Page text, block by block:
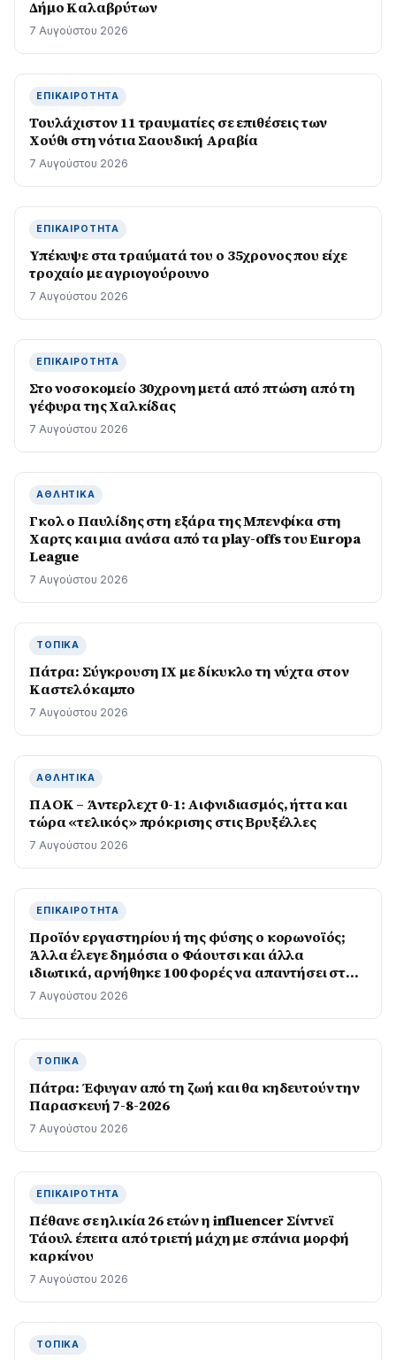
Δήμο Καλαβρύτων
7 Αυγούστου 2026
ΕΠΙΚΑΙΡΌΤΗΤΑ
Τουλάχιστον 11 τραυματίες σε επιθέσεις των
Χούθι στη νότια Σαουδική Αραβία
7 Αυγούστου 2026
ΕΠΙΚΑΙΡΌΤΗΤΑ
Υπέκυψε στα τραύματά του ο 35χρονος που είχε
τροχαίο με αγριογούρουνο
7 Αυγούστου 2026
ΕΠΙΚΑΙΡΌΤΗΤΑ
Στο νοσοκομείο 30χρονη μετά από πτώση από τη
γέφυρα της Χαλκίδας
7 Αυγούστου 2026
ΑΘΛΗΤΙΚΆ
Γκολ ο Παυλίδης στη εξάρα της Μπενφίκα στη
Χαρτς και μια ανάσα από τα play-offs του Europa
League
7 Αυγούστου 2026
ΤΟΠΙΚΆ
Πάτρα: Σύγκρουση ΙΧ με δίκυκλο τη νύχτα στον
Καστελόκαμπο
7 Αυγούστου 2026
ΑΘΛΗΤΙΚΆ
ΠΑΟΚ – Άντερλεχτ 0-1: Αιφνιδιασμός, ήττα και
τώρα «τελικός» πρόκρισης στις Βρυξέλλες
7 Αυγούστου 2026
ΕΠΙΚΑΙΡΌΤΗΤΑ
Προϊόν εργαστηρίου ή της φύσης ο κορωνοϊός;
Άλλα έλεγε δημόσια ο Φάουτσι και άλλα
ιδιωτικά, αρνήθηκε 100 φορές να απαντήσει στο
Κογκρέσο
7 Αυγούστου 2026
ΤΟΠΙΚΆ
Πάτρα: Έφυγαν από τη ζωή και θα κηδευτούν την
Παρασκευή 7-8-2026
7 Αυγούστου 2026
ΕΠΙΚΑΙΡΌΤΗΤΑ
Πέθανε σε ηλικία 26 ετών η influencer Σίντνεϊ
Τάουλ έπειτα από τριετή μάχη με σπάνια μορφή
καρκίνου
7 Αυγούστου 2026
ΤΟΠΙΚΆ